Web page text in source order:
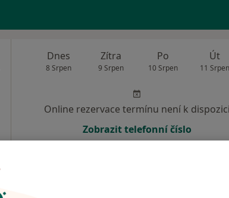
Dnes
8 Srpen
Zítra
9 Srpen
Po
10 Srpen
Út
11 Srpen
Online rezervace termínu není k dispozici
Zobrazit telefonní číslo